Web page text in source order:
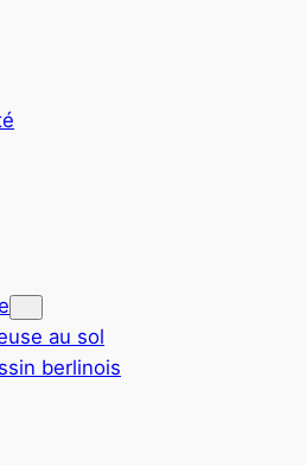
au sol
berlinois